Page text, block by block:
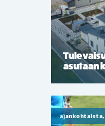
asutaan
ajankohtaista,